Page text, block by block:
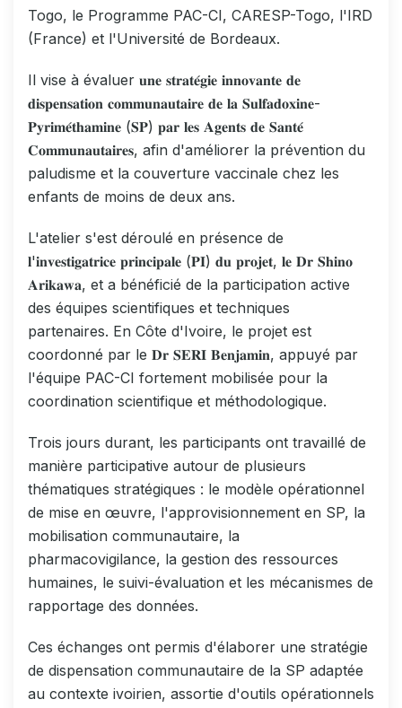
Togo, le Programme PAC-CI, CARESP-Togo, l'IRD
(France) et l'Université de Bordeaux.
Il vise à évaluer 𝐮𝐧𝐞 𝐬𝐭𝐫𝐚𝐭𝐞́𝐠𝐢𝐞 𝐢𝐧𝐧𝐨𝐯𝐚𝐧𝐭𝐞 𝐝𝐞
𝐝𝐢𝐬𝐩𝐞𝐧𝐬𝐚𝐭𝐢𝐨𝐧 𝐜𝐨𝐦𝐦𝐮𝐧𝐚𝐮𝐭𝐚𝐢𝐫𝐞 𝐝𝐞 𝐥𝐚 𝐒𝐮𝐥𝐟𝐚𝐝𝐨𝐱𝐢𝐧𝐞-
𝐏𝐲𝐫𝐢𝐦𝐞́𝐭𝐡𝐚𝐦𝐢𝐧𝐞 (𝐒𝐏) 𝐩𝐚𝐫 𝐥𝐞𝐬 𝐀𝐠𝐞𝐧𝐭𝐬 𝐝𝐞 𝐒𝐚𝐧𝐭𝐞́
𝐂𝐨𝐦𝐦𝐮𝐧𝐚𝐮𝐭𝐚𝐢𝐫𝐞𝐬, afin d'améliorer la prévention du
paludisme et la couverture vaccinale chez les
enfants de moins de deux ans.
L'atelier s'est déroulé en présence de
𝐥'𝐢𝐧𝐯𝐞𝐬𝐭𝐢𝐠𝐚𝐭𝐫𝐢𝐜𝐞 𝐩𝐫𝐢𝐧𝐜𝐢𝐩𝐚𝐥𝐞 (𝐏𝐈) 𝐝𝐮 𝐩𝐫𝐨𝐣𝐞𝐭, 𝐥𝐞 𝐃𝐫 𝐒𝐡𝐢𝐧𝐨
𝐀𝐫𝐢𝐤𝐚𝐰𝐚, et a bénéficié de la participation active
des équipes scientifiques et techniques
partenaires. En Côte d'Ivoire, le projet est
coordonné par le 𝐃𝐫 𝐒𝐄𝐑𝐈 𝐁𝐞𝐧𝐣𝐚𝐦𝐢𝐧, appuyé par
l'équipe PAC-CI fortement mobilisée pour la
coordination scientifique et méthodologique.
Trois jours durant, les participants ont travaillé de
manière participative autour de plusieurs
thématiques stratégiques : le modèle opérationnel
de mise en œuvre, l'approvisionnement en SP, la
mobilisation communautaire, la
pharmacovigilance, la gestion des ressources
humaines, le suivi-évaluation et les mécanismes de
rapportage des données.
Ces échanges ont permis d'élaborer une stratégie
de dispensation communautaire de la SP adaptée
au contexte ivoirien, assortie d'outils opérationnels